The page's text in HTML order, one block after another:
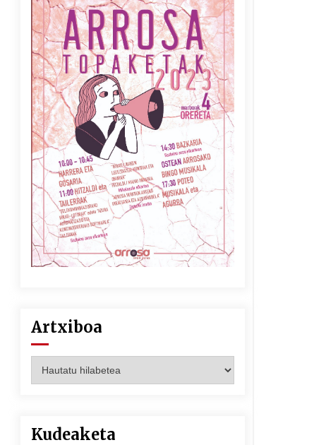
Azaroak 6 Iurretan Arrosa
sarearen IX. topaketak
2021/10/04
Berria egunkarian
elkarrizketa Arrosaren 20
urteez
2021/07/06
Arrosaren laburpen bideoa
Hamaika Telebistaren eskutik
2021/06/30
Artxiboa
Kudeaketa